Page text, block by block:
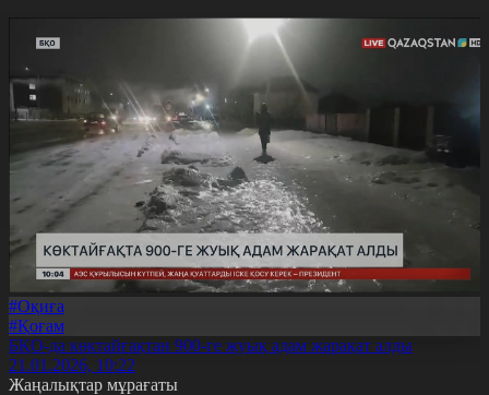
#Оқиға
#Қоғам
БҚО-да көктайғақтан 900-ге жуық адам жарақат алды
21.01.2026, 10:22
Жаңалықтар мұрағаты